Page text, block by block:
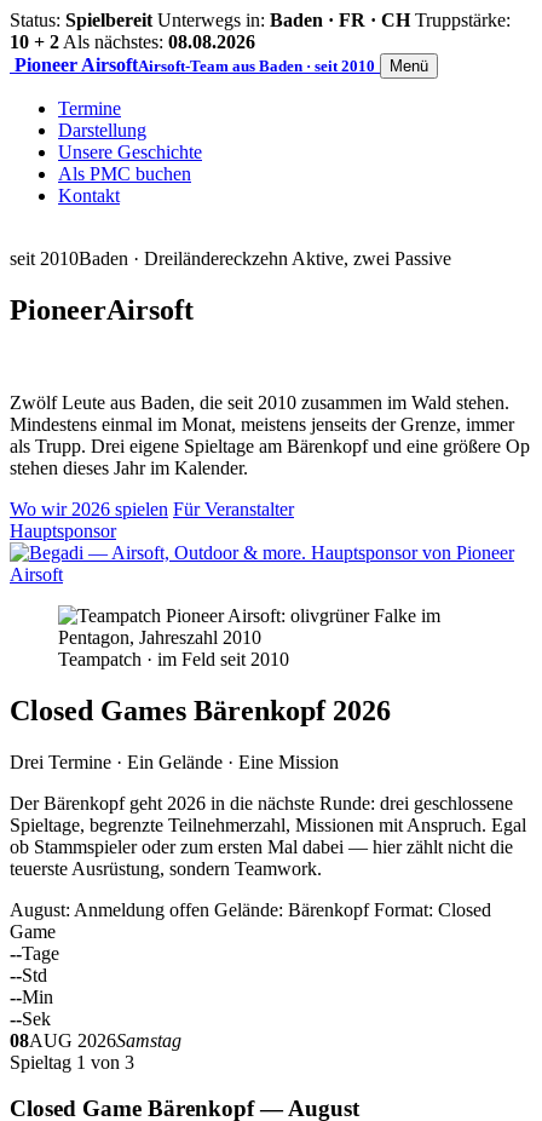
Status: Spielbereit Unterwegs in: Baden · FR · CH Truppstärke:
10 + 2 Als nächstes: 08.08.2026
Pioneer AirsoftAirsoft-Team aus Baden · seit 2010 Menü
Termine
Darstellung
Unsere Geschichte
Als PMC buchen
Kontakt
seit 2010Baden · Dreiländereckzehn Aktive, zwei Passive
PioneerAirsoft
Zwölf Leute aus Baden, die seit 2010 zusammen im Wald stehen.
Mindestens einmal im Monat, meistens jenseits der Grenze, immer
als Trupp. Drei eigene Spieltage am Bärenkopf und eine größere Op
stehen dieses Jahr im Kalender.
Wo wir 2026 spielen Für Veranstalter
Hauptsponsor
Teampatch · im Feld seit 2010
Closed Games Bärenkopf 2026
Drei Termine · Ein Gelände · Eine Mission
Der Bärenkopf geht 2026 in die nächste Runde: drei geschlossene
Spieltage, begrenzte Teilnehmerzahl, Missionen mit Anspruch. Egal
ob Stammspieler oder zum ersten Mal dabei — hier zählt nicht die
teuerste Ausrüstung, sondern Teamwork.
August: Anmeldung offen Gelände: Bärenkopf Format: Closed
Game
--Tage
--Std
--Min
--Sek
08AUG 2026Samstag
Spieltag 1 von 3
Closed Game Bärenkopf — August